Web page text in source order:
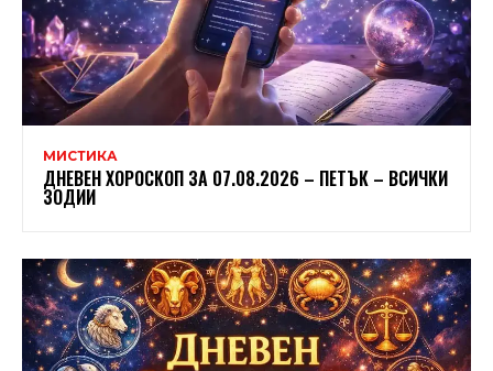
МИСТИКА
ДНЕВЕН ХОРОСКОП ЗА 07.08.2026 – ПЕТЪК – ВСИЧКИ
ЗОДИИ